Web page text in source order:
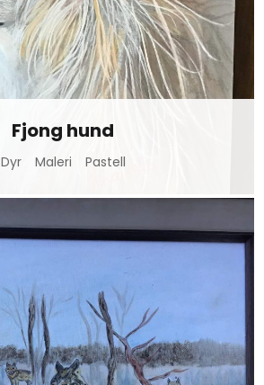
Fjong hund
Dyr Maleri Pastell